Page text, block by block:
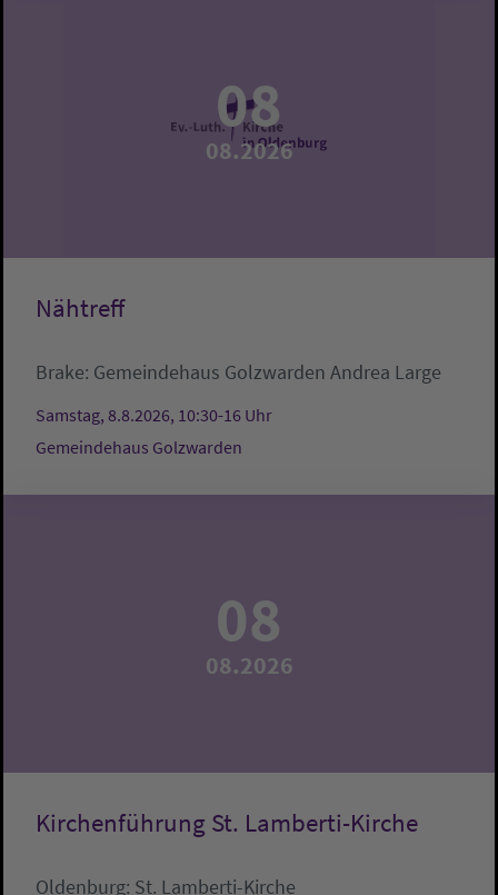
08
08.2026
Nähtreff
Brake: Gemeindehaus Golzwarden Andrea Large
Samstag, 8.8.2026, 10:30-16 Uhr
Gemeindehaus Golzwarden
08
08.2026
Kirchenführung St. Lamberti-Kirche
Oldenburg: St. Lamberti-Kirche